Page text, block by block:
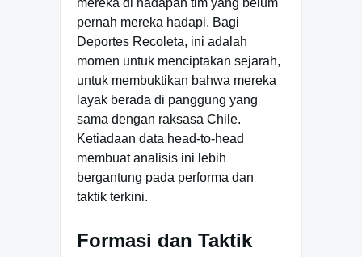
pernah mereka hadapi. Bagi
Deportes Recoleta, ini adalah
momen untuk menciptakan sejarah,
untuk membuktikan bahwa mereka
layak berada di panggung yang
sama dengan raksasa Chile.
Ketiadaan data head-to-head
membuat analisis ini lebih
bergantung pada performa dan
taktik terkini.
Formasi dan Taktik